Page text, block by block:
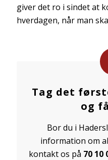
giver det ro i sindet at
hverdagen, når man
Tag det
og
Bor du i
information om
kontakt os på 70 10